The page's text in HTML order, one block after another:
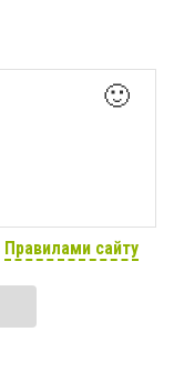
🙂
Правилами сайту